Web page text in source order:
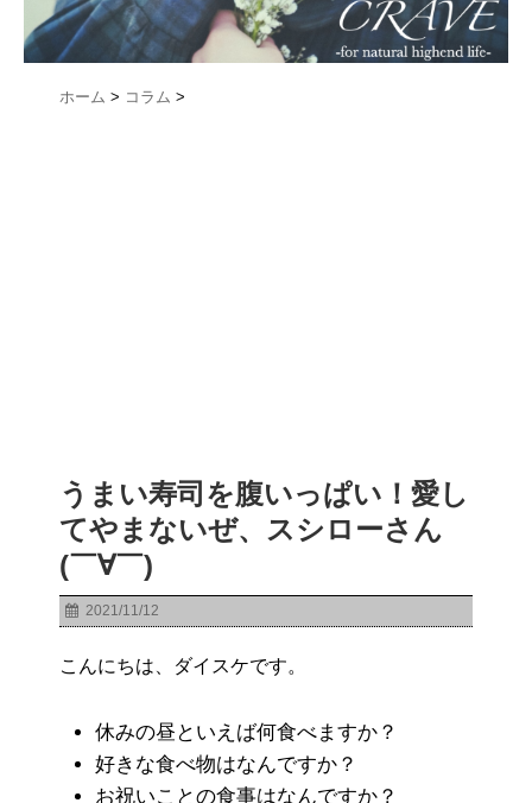
ホーム > コラム >
うまい寿司を腹いっぱい！愛し
てやまないぜ、スシローさん
(￣∀￣)
2021/11/12
こんにちは、ダイスケです。
休みの昼といえば何食べますか？
好きな食べ物はなんですか？
お祝いことの食事はなんですか？